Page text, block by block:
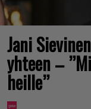
Jani
yhteen –
heille”